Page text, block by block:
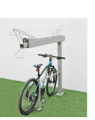
Porto: Xangai.
Marca registrada: pv.